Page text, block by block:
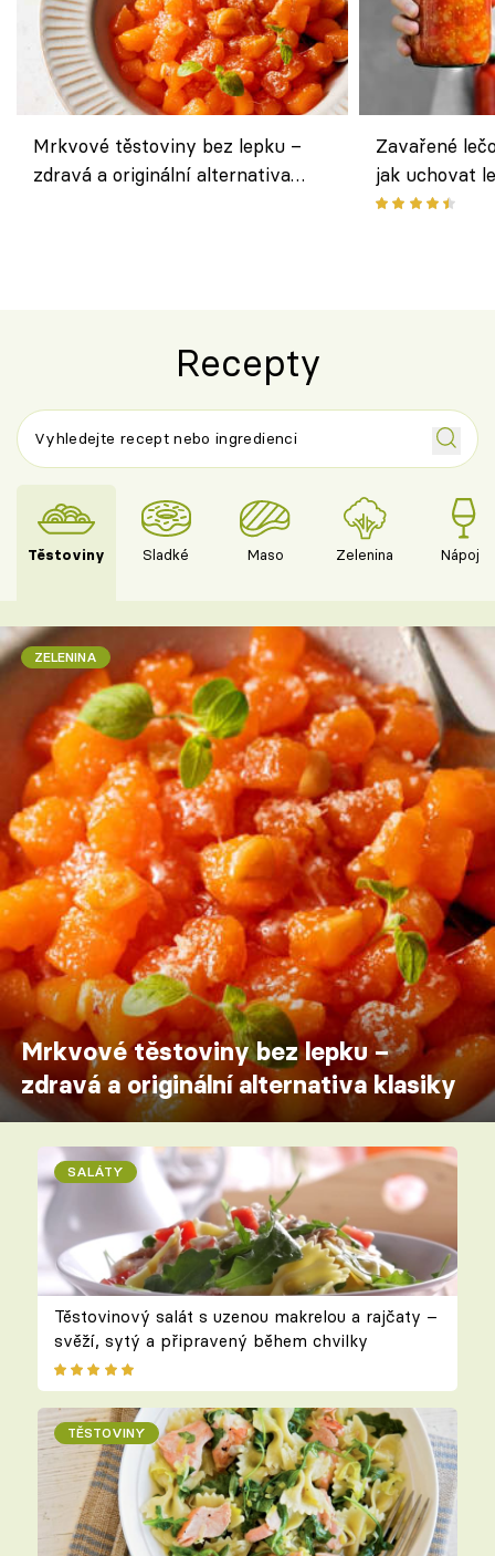
Mrkvové těstoviny bez lepku –
zdravá a originální alternativa
Zavařené
jak uchovat
Recepty
Těstoviny Sladké Maso Zelenina Nápoje
ZELENINA
Mrkvové těstoviny bez lepku –
zdravá a originální alternativa klasiky
SALÁTY
Těstovinový salát s uzenou makrelou a rajčaty –
svěží, sytý a připravený během chvilky
TĚSTOVINY